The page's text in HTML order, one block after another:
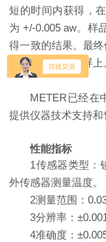
短的时间内获得，在
为 +/-0.005 aw。样
得一致的结果。最
行字母数字显示屏上
METER已经在
提供仪器技术支持和
性能指标
1传感器类型：
外传感器测量温度。
2测量范围：
3分辨率：
4准确度：